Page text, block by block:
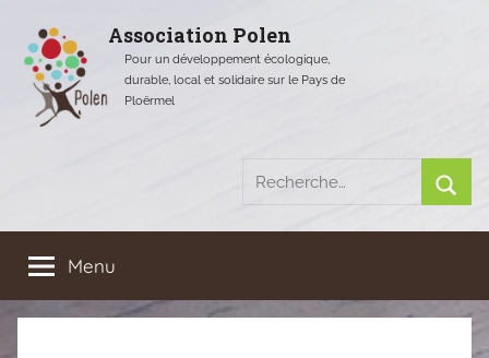
contenu
Association Polen
Pour un développement écologique,
durable, local et solidaire sur le Pays de
Ploërmel
Recherche
pour
:
Menu